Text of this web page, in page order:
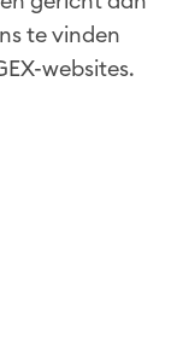
te vinden
websites.